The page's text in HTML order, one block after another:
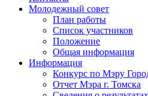
Молодежный совет
План работы
Список участников
Положение
Общая информация
Информация
Конкурс по Мэру
Отчет Мэра г. Томска